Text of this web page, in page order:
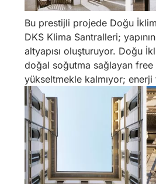
Bu prestijli projede Doğu
DKS Klima Santralleri;
altyapısı oluşturuyor. Doğu
doğal soğutma sağlayan
yükseltmekle kalmıyor;